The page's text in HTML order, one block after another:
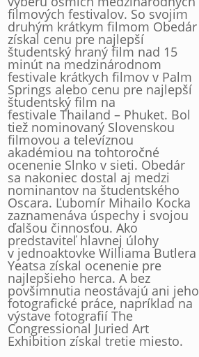
filmových festivalov. So svojim
druhým krátkym filmom Obedár
získal cenu pre najlepší
študentský hraný film nad 15
minút na medzinárodnom
festivale krátkych filmov v Palm
Springs alebo cenu pre najlepší
študentský film na
festivale Thailand – Phuket. Bol
tiež nominovaný Slovenskou
filmovou a televíznou
akadémiou na tohtoročné
ocenenie Slnko v sieti. Obedár
sa nakoniec dostal aj medzi
nominantov na študentského
Oscara. Ľubomír Mihailo Kocka
zaznamenáva úspechy i svojou
ďalšou činnosťou. Ako
predstaviteľ hlavnej úlohy
v jednoaktovke Williama Butlera
Yeatsa získal ocenenie pre
najlepšieho herca. A bez
povšimnutia neostávajú ani jeho
fotografické práce, napríklad na
výstave fotografií The
Congressional Juried Art
Exhibition získal tretie miesto.